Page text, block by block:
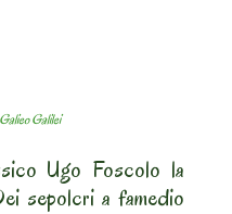
Galilei
Ugo Foscolo la
sepolcri a famedio